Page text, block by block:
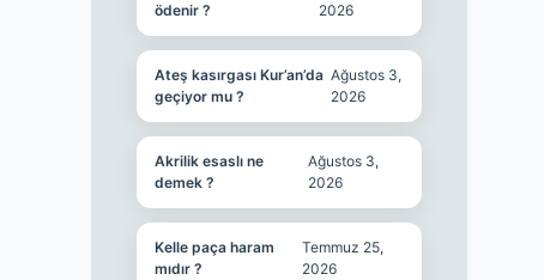
ödenir ?
2026
Ateş kasırgası Kur’an’da
geçiyor mu ?
Ağustos 3,
2026
Akrilik esaslı ne
demek ?
Ağustos 3,
2026
Kelle paça haram
mıdır ?
Temmuz 25,
2026